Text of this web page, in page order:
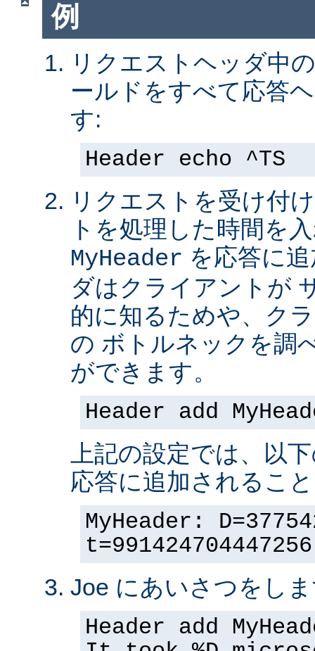
例
リクエストヘッダ中
ールドをすべて応答
す:
Header echo ^TS
リクエストを受け付
トを処理した時間を
MyHeader を応答に
ダはクライアントが
的に知るためや、ク
の ボトルネックを調
ができます。
Header add
上記の設定では、以
応答に追加されるこ
MyHeader:
t=991424704447256
Joe にあいさつをし
Header add